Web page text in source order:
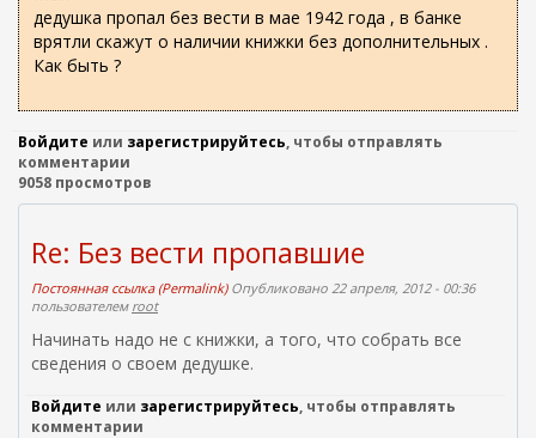
и
с
к
а
дедушка пропал без вести в мае 1942 года , в банке
врятли скажут о наличии книжки без дополнительных .
Как быть ?
Войдите или зарегистрируйтесь, чтобы отправлять
комментарии
9058 просмотров
Re: Без вести пропавшие
Постоянная ссылка (Permalink)Опубликовано 22 апреля, 2012 - 00:36
пользователем root
Начинать надо не с книжки, а того, что собрать все
сведения о своем дедушке.
Войдите или зарегистрируйтесь, чтобы отправлять
комментарии